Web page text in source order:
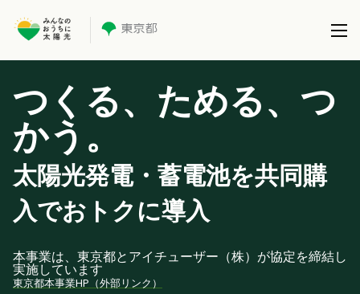
本事業について
共同購入事業とは
事務局について
全国で実施している共同購入事業
製品を選択する
太陽光パネル / 太陽光パネル＋蓄電池
蓄電池 (パネル設置済の方)
ブログ
サポート
つくる、ためる、つ
かう。
太陽光発電・蓄電池を共同購
入でおトクに導入
本事業は、東京都とアイチューザー（株）が協定を締結し
実施しています
東京都本事業HP（外部リンク）